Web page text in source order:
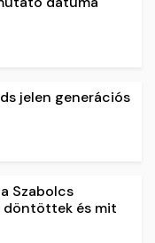
jelen generációs
Szabolcs
döntöttek és mit